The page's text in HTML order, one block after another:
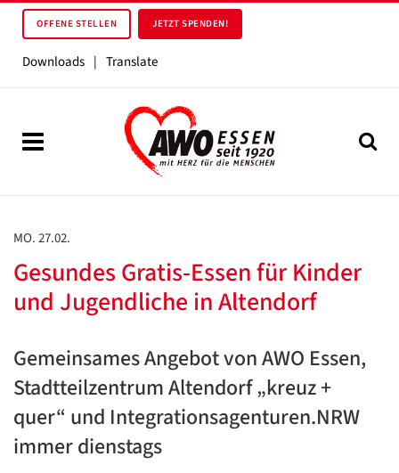
OFFENE STELLEN JETZT SPENDEN!
Downloads | Translate
MO. 27.02.
Gesundes Gratis-Essen für Kinder
und Jugendliche in Altendorf
Gemeinsames Angebot von AWO Essen,
Stadtteilzentrum Altendorf „kreuz +
quer“ und Integrationsagenturen.NRW
immer dienstags